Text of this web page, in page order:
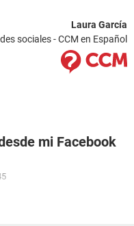
Laura García
sociales - CCM en Español
mi Facebook